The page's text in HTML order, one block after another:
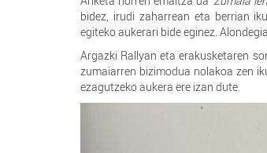
bidez, irudi zaharrean eta berrian
egiteko aukerari bide eginez.
Argazki Rallyan eta erakusketaren
zumaiarren bizimodua nolakoa zen
ezagutzeko aukera ere izan dute.